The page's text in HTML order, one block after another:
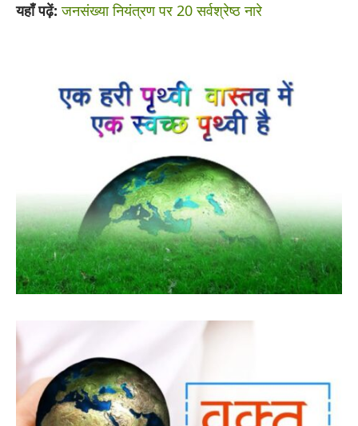
यहाँ पढ़ें: जनसंख्या नियंत्रण पर 20 सर्वश्रेष्ठ नारे